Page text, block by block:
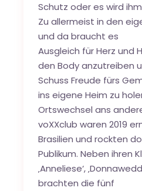
Schutz oder es wird
Zu allermeist in den
und da braucht es
Ausgleich für Herz und
den Body anzutreiben
Schuss Freude fürs
ins eigene Heim zu
Ortswechsel ans
voXXclub waren 2019
Brasilien und rockten
Publikum. Neben ihren
‚Anneliese‘,
brachten die fünf